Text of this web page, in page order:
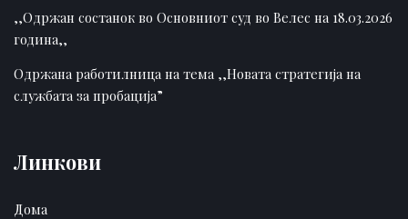
,,Одржан состанок во Основниот суд во Велес на 18.03.2026
година,,
Одржана работилница на тема ,,Новата стратегија на
службата за пробација”
Линкови
Дома